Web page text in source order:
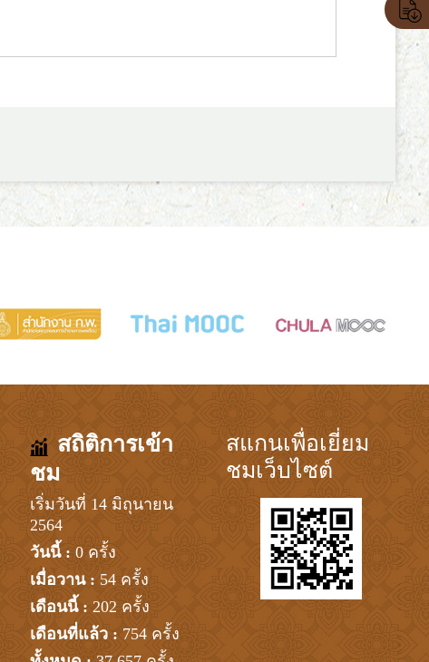
สถิติการเข้า
ชม
เริ่มวันที่ 14 มิถุนายน
2564
วันนี้ : 0 ครั้ง
เมื่อวาน : 54 ครั้ง
เดือนนี้ : 202 ครั้ง
เดือนที่แล้ว : 754 ครั้ง
สแกนเพื่อเยี่ยม
ชมเว็บไซต์